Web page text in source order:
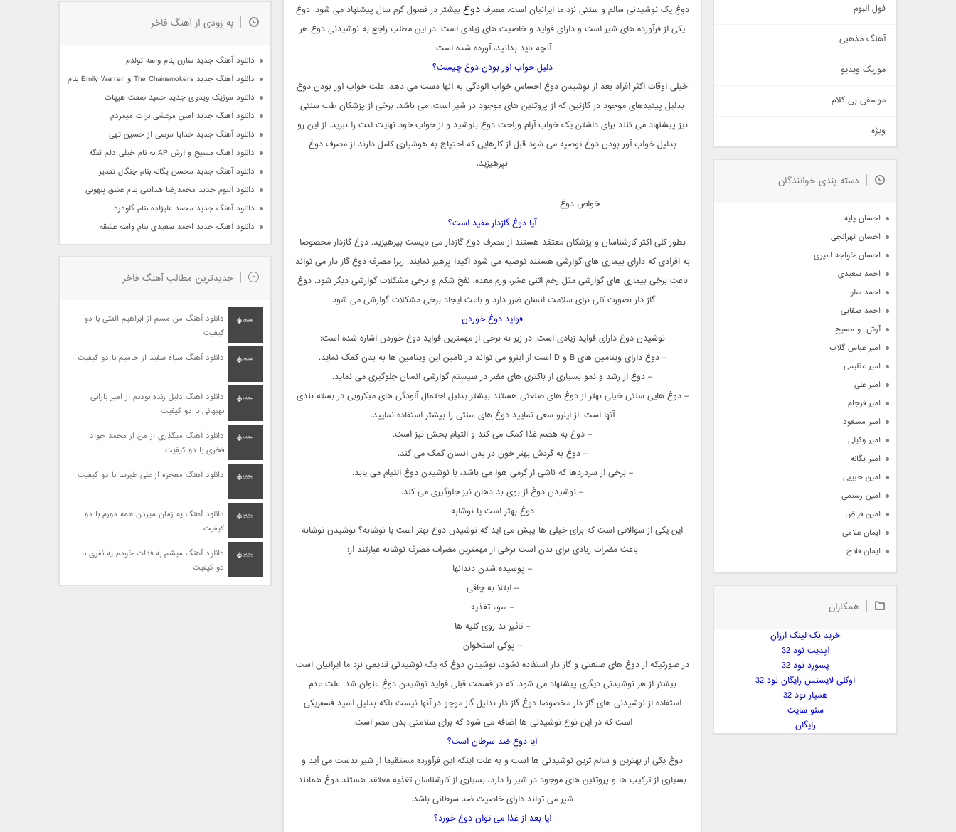
دوغ یک نوشیدنی سالم و سنتی نزد ما ایرانیان است. مصرفدوغ بیشتر در فصول گرم سال پیشنهاد می شود. دوغ
یکی از فرآورده های شیر است و دارای فواید و خاصیت های زیادی است. در این مطلب راجع به نوشیدنی دوغ هر
آنچه باید بدانید، آورده شده است.
دلیل خواب آور بودن دوغ چیست؟
خیلی اوقات اکثر افراد بعد از نوشیدن دوغ احساس خواب آلودگی به آنها دست می دهد. علت خواب آور بودن دوغ
بدلیل پیتیدهای موجود در کازئین که از پروتنین های موجود در شیر است، می باشد. برخی از پزشکان طب سنتی
نیز پیشنهاد می کنند برای داشتن یک خواب آرام وراحت دوغ بنوشید و از خواب خود نهایت لذت را ببرید. از این رو
بدلیل خواب آور بودن دوغ توصیه می شود قبل از کارهایی که احتیاج به هوشیاری کامل دارند از مصرف دوغ
بپرهیزید.
خواص دوغ
آیا دوغ گازدار مفید است؟
بطور کلی اکثر کارشناسان و پزشکان معتقد هستند از مصرف دوغ گازدار می بایست بپرهیزید. دوغ گازدار مخصوصا
به افرادی که دارای بیماری های گوارشی هستند توصیه می شود اکیدا پرهیز نمایند. زیرا مصرف دوغ گاز دار می تواند
باعث برخی بیماری های گوارشی مثل زخم اثنی عشر، ورم معده، نفخ شکم و برخی مشکلات گوارشی دیگر شود. دوغ
گاز دار بصورت کلی برای سلامت انسان ضرر دارد و باعث ایجاد برخی مشکلات گوارشی می شود.
فواید دوغ خوردن
نوشیدن دوغ دارای فواید زیادی است. در زیر به برخی از مهمترین فواید دوغ خوردن اشاره شده است:
– دوغ دارای ویتامین های B و D است از اینرو می تواند در تامین این ویتامین ها به بدن کمک نماید.
– دوغ از رشد و نمو بسیاری از باکتری های مضر در سیستم گوارشی انسان جلوگیری می نماید.
– دوغ هایی سنتی خیلی بهتر از دوغ های صنعتی هستند بیشتر بدلیل احتمال آلودگی های میکروبی در بسته بندی
آنها است. از اینرو سعی نمایید دوغ های سنتی را بیشتر استفاده نمایید.
– دوغ به هضم غذا کمک می کند و التیام بخش نیز است.
– دوغ به گردش بهتر خون در بدن انسان کمک می کند.
– برخی از سردردها که ناشی از گرمی هوا می باشد، با نوشیدن دوغ التیام می یابد.
– نوشیدن دوغ از بوی بد دهان نیز جلوگیری می کند.
دوغ بهتر است یا نوشابه
این یکی از سوالاتی است که برای خیلی ها پیش می آید که نوشیدن دوغ بهتر است یا نوشابه؟ نوشیدن نوشابه
باعث مضرات زیادی برای بدن است برخی از مهمترین مضرات مصرف نوشابه عبارتند از:
– پوسیده شدن دندانها
– ابتلا به چاقی
– سوء تغذیه
– تاثیر بد روی کلیه ها
– پوکی استخوان
در صورتیکه از دوغ های صنعتی و گاز دار استفاده نشود، نوشیدن دوغ که یک نوشیدنی قدیمی نزد ما ایرانیان است
بیشتر از هر نوشیدنی دیگری پیشنهاد می شود. که در قسمت قبلی فواید نوشیدن دوغ عنوان شد. علت عدم
استفاده از نوشیدنی های گاز دار مخصوصا دوغ گاز دار بدلیل گاز موجو در آنها نیست بلکه بدلیل اسید فسفریکی
است که در این نوع نوشیدنی ها اضافه می شود که برای سلامتی بدن مضر است.
آیا دوغ ضد سرطان است؟
دوغ یکی از بهترین و سالم ترین نوشیدنی ها است و به علت اینکه این فرآورده مستقیما از شیر بدست می آید و
بسیاری از ترکیب ها و پروتئین های موجود در شیر را دارد، بسیاری از کارشناسان تغذیه معتقد هستند دوغ همانند
شیر می تواند دارای خاصیت ضد سرطانی باشد.
آیا بعد از غذا می توان دوغ خورد؟
به زودی از آهنگ فاخر
دانلود آهنگ جدید سارن بنام واسه تولدم
دانلود آهنگ جدید The Chainsmokers و Emily Warren بنام Side Effects
دانلود موزیک ویدوی جدید حمید صفت هیهات
دانلود آهنگ جدید امین مرعشی برات میمردم
دانلود آهنگ جدید خدایا مرسی از حسین تهی
دانلود آهنگ مسیح و آرش AP به نام خیلی دلم تنگه
دانلود آهنگ جدید محسن یگانه بنام چنگال تقدیر
دانلود آلبوم جدید محمدرضا هدایتی بنام عشق پنهونی
دانلود آهنگ جدید محمد علیزاده بنام گلودرد
دانلود آهنگ جدید احمد سعیدی بنام واسه عشقه
جدیدترین مطالب آهنگ فاخر
دانلود آهنگ من مسم از ابراهیم الفتی با دو
کیفیت
دانلود آهنگ سیاه سفید از حامیم با دو کیفیت
دانلود آهنگ دلیل زنده بودنم از امیر بارانی
بهبهانی با دو کیفیت
دانلود آهنگ میگذری از من از محمد جواد
فخری با دو کیفیت
دانلود آهنگ معجزه از علی طبرسا با دو کیفیت
دانلود آهنگ یه زمان میزدن همه دورم با دو
کیفیت
دانلود آهنگ میشم به فدات خودم یه نفری با
دو کیفیت
اجتماعی
حماسی
سنتی
اهنگ بندرعباسی
دمو
مذهبی
جدیدترین ها
فول البوم
آهنگ مذهبی
موزیک ویدیو
موسقی بی کلام
ویژه
دسته بندی خوانندگان
احسان پایه
احسان تهرانچی
احسان خواجه امیری
احمد سعیدی
احمد سلو
احمد صفایی
آرش  و مسیح
امیر عباس گلاب
امیر عظیمی
امیر علی
امیر فرجام
امیر مسعود
امیر وکیلی
امیر یگانه
امین حبیبی
امین رستمی
امین فیاض
ایمان غلامی
ایمان فلاح
بابک جهانبخش
بابک مافی
بهنام صفوی
پارسا چیلیک
همکاران
خرید بک لینک ارزان
آپدیت نود 32
پسورد نود 32
اوکلی لایسنس رایگان نود 32
همیار نود 32
سئو سایت
رایگان